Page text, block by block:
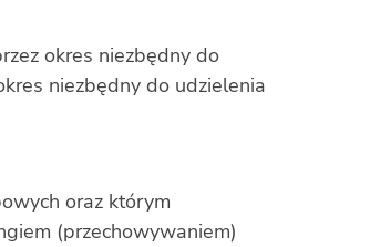
okres niezbędny do
niezbędny do udzielenia
oraz którym
(przechowywaniem)